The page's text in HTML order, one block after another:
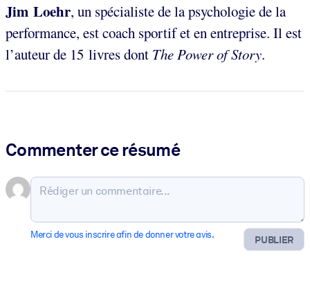
Jim Loehr, un spécialiste de la psychologie de la
performance, est coach sportif et en entreprise. Il est
l’auteur de 15 livres dont The Power of Story.
Commenter ce résumé
PUBLIER
Merci de vous inscrire afin de donner votre avis.